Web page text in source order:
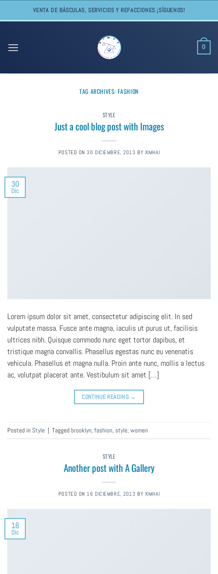
VENTA DE BÁSCULAS, SERVICIOS Y REFACCIONES ¡SÍGUENOS!
0
TAG ARCHIVES: FASHION
STYLE
Just a cool blog post with Images
POSTED ON30 DICIEMBRE, 2013 BY XIMHAI
30
Dic
Lorem ipsum dolor sit amet, consectetur adipiscing elit. In sed
vulputate massa. Fusce ante magna, iaculis ut purus ut, facilisis
ultrices nibh. Quisque commodo nunc eget tortor dapibus, et
tristique magna convallis. Phasellus egestas nunc eu venenatis
vehicula. Phasellus et magna nulla. Proin ante nunc, mollis a lectus
ac, volutpat placerat ante. Vestibulum sit amet […]
CONTINUE READING →
Posted in Style | Taggedbrooklyn, fashion, style, women
STYLE
Another post with A Gallery
POSTED ON 16 DICIEMBRE, 2013 BY XIMHAI
16
Dic